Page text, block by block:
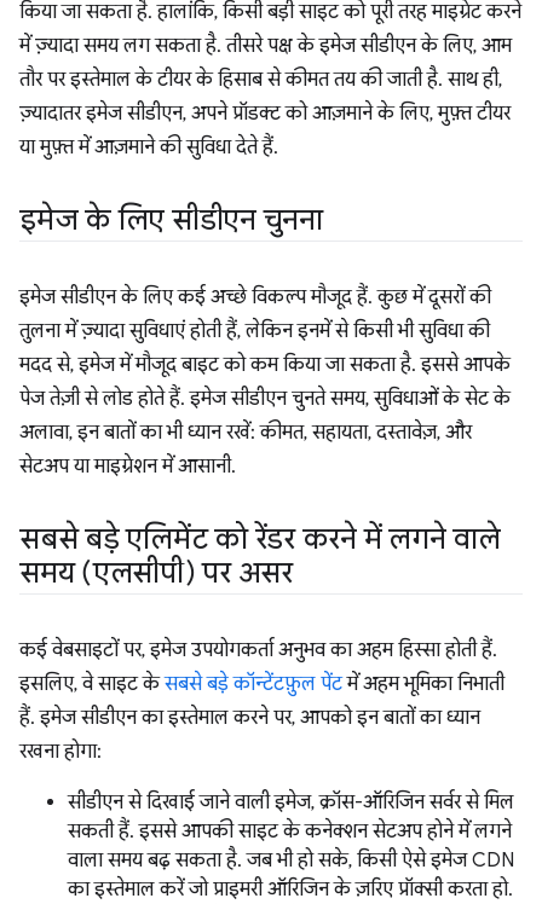
किया जा सकता है. हालांकि, किसी बड़ी साइट को पूरी तरह माइग्रेट करने
में ज़्यादा समय लग सकता है. तीसरे पक्ष के इमेज सीडीएन के लिए, आम
तौर पर इस्तेमाल के टीयर के हिसाब से कीमत तय की जाती है. साथ ही,
ज़्यादातर इमेज सीडीएन, अपने प्रॉडक्ट को आज़माने के लिए, मुफ़्त टीयर
या मुफ़्त में आज़माने की सुविधा देते हैं.
इमेज के लिए सीडीएन चुनना
इमेज सीडीएन के लिए कई अच्छे विकल्प मौजूद हैं. कुछ में दूसरों की
तुलना में ज़्यादा सुविधाएं होती हैं, लेकिन इनमें से किसी भी सुविधा की
मदद से, इमेज में मौजूद बाइट को कम किया जा सकता है. इससे आपके
पेज तेज़ी से लोड होते हैं. इमेज सीडीएन चुनते समय, सुविधाओं के सेट के
अलावा, इन बातों का भी ध्यान रखें: कीमत, सहायता, दस्तावेज़, और
सेटअप या माइग्रेशन में आसानी.
सबसे बड़े एलिमेंट को रेंडर करने में लगने वाले
समय (एलसीपी) पर असर
कई वेबसाइटों पर, इमेज उपयोगकर्ता अनुभव का अहम हिस्सा होती हैं.
इसलिए, वे साइट केसबसे बड़े कॉन्टेंटफ़ुल पेंटमें अहम भूमिका निभाती
हैं. इमेज सीडीएन का इस्तेमाल करने पर, आपको इन बातों का ध्यान
रखना होगा:
सीडीएन से दिखाई जाने वाली इमेज, क्रॉस-ऑरिजिन सर्वर से मिल
सकती हैं. इससे आपकी साइट के कनेक्शन सेटअप होने में लगने
वाला समय बढ़ सकता है. जब भी हो सके, किसी ऐसे इमेज CDN
का इस्तेमाल करें जो प्राइमरी ऑरिजिन के ज़रिए प्रॉक्सी करता हो.